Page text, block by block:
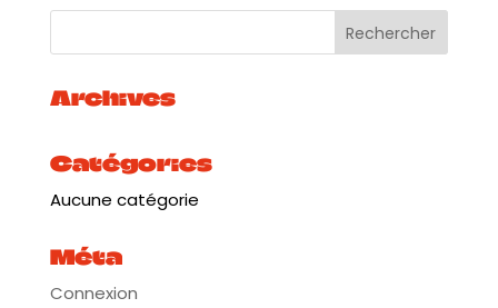
Archives
Catégories
Aucune catégorie
Méta
Connexion